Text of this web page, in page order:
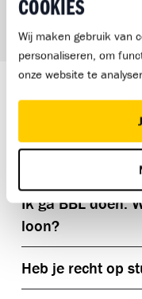
COOKIES
Wij maken gebruik van
personaliseren, om
onze website te
HEB JE NOG
je een antwoord niet
neem deze vragen
Ik ga BBL doen.
loon?
Heb je recht op